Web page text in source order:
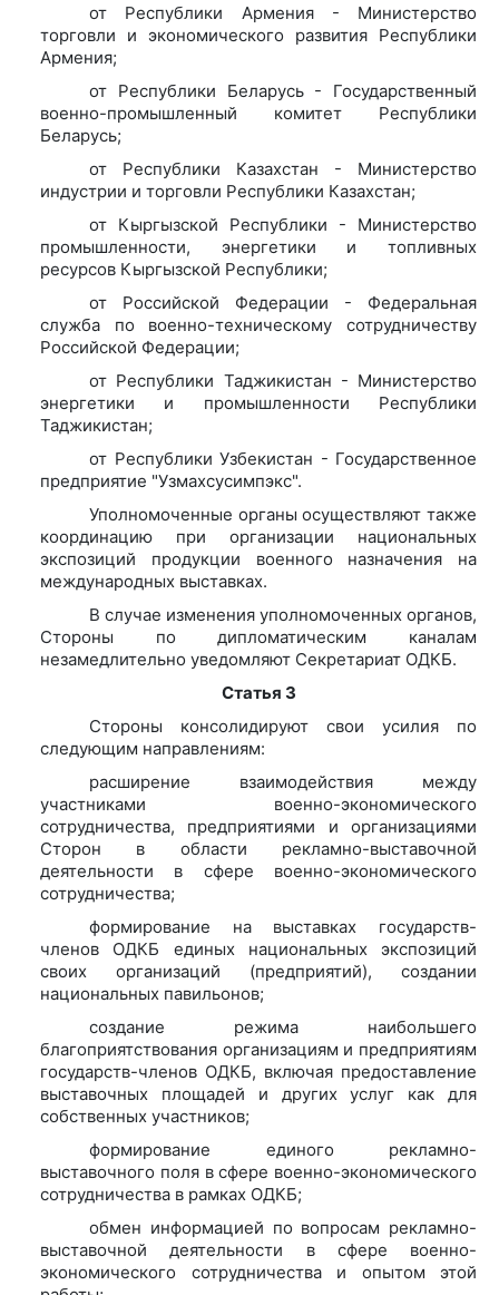
от Республики Армения - Министерство
торговли и экономического развития Республики
Армения;
от Республики Беларусь - Государственный
военно-промышленный комитет Республики
Беларусь;
от Республики Казахстан - Министерство
индустрии и торговли Республики Казахстан;
от Кыргызской Республики - Министерство
промышленности, энергетики и топливных
ресурсов Кыргызской Республики;
от Российской Федерации - Федеральная
служба по военно-техническому сотрудничеству
Российской Федерации;
от Республики Таджикистан - Министерство
энергетики и промышленности Республики
Таджикистан;
от Республики Узбекистан - Государственное
предприятие "Узмахсусимпэкс".
Уполномоченные органы осуществляют также
координацию при организации национальных
экспозиций продукции военного назначения на
международных выставках.
В случае изменения уполномоченных органов,
Стороны по дипломатическим каналам
незамедлительно уведомляют Секретариат ОДКБ.
Статья 3
Стороны консолидируют свои усилия по
следующим направлениям:
расширение взаимодействия между
участниками военно-экономического
сотрудничества, предприятиями и организациями
Сторон в области рекламно-выставочной
деятельности в сфере военно-экономического
сотрудничества;
формирование на выставках государств-
членов ОДКБ единых национальных экспозиций
своих организаций (предприятий), создании
национальных павильонов;
создание режима наибольшего
благоприятствования организациям и предприятиям
государств-членов ОДКБ, включая предоставление
выставочных площадей и других услуг как для
собственных участников;
формирование единого рекламно-
выставочного поля в сфере военно-экономического
сотрудничества в рамках ОДКБ;
обмен информацией по вопросам рекламно-
выставочной деятельности в сфере военно-
экономического сотрудничества и опытом этой